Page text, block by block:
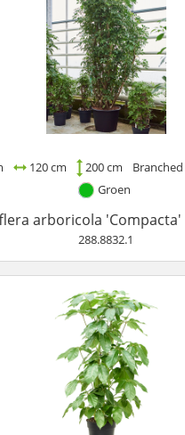
120 cm 200 cm Branched
Groen
arboricola 'Compacta'
288.8832.1